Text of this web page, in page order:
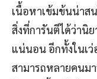
เนื้อหาเข้มข้นน่าส
สิ่งที่การันตีได้ว่านิ
แน่นอน อีกทั้งในเว่
สามารถหลายคนม